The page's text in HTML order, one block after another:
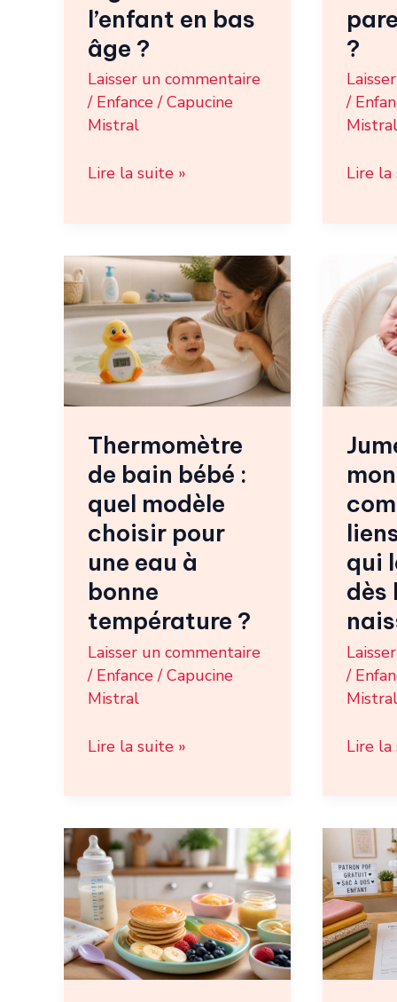
l’enfant en bas
âge ?
Laisser un commentaire
/ Enfance/Capucine
Mistral
?
Lire la suite »
?
/
Mistral
Lire la
Thermomètre
de bain bébé :
quel modèle
choisir pour
une eau à
bonne
température ?
Laisser un commentaire
/ Enfance /Capucine
Mistral
Thermomètre
de
bain
bébé
:
choisir
pour
une
eau
bonne
température
?
Lire la suite »
qui
dès
/
Mistral
les
liens
qui
les
dès
Lire la
Pancake
bébé
:
quelles
recettes
simples
Patron
sac
à
dos
enfant
: